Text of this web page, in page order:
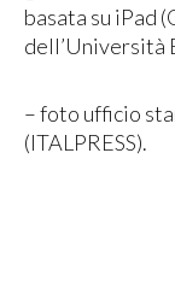
basata su iPad
dell’Università
– foto ufficio
(ITALPRESS).